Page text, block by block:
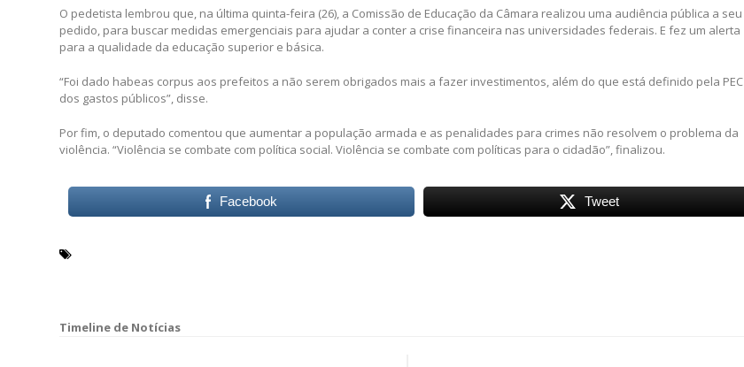
O pedetista lembrou que, na última quinta-feira (26), a Comissão de Educação da Câmara realizou uma audiência pública a seu
pedido, para buscar medidas emergenciais para ajudar a conter a crise financeira nas universidades federais. E fez um alerta
para a qualidade da educação superior e básica.
“Foi dado habeas corpus aos prefeitos a não serem obrigados mais a fazer investimentos, além do que está definido pela PEC
dos gastos públicos”, disse.
Por fim, o deputado comentou que aumentar a população armada e as penalidades para crimes não resolvem o problema da
violência. “Violência se combate com política social. Violência se combate com políticas para o cidadão”, finalizou.
Facebook Tweet